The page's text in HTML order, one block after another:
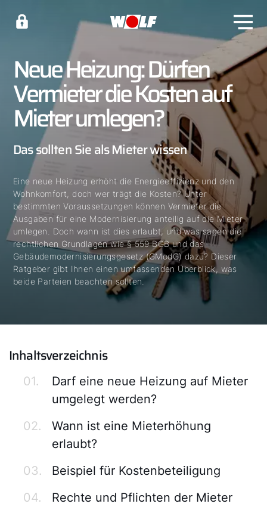
Neue Heizung: Dürfen
Vermieter die Kosten auf
Mieter umlegen?
Das sollten Sie als Mieter wissen
Eine neue Heizung erhöht die Energieeffizienz und den
Wohnkomfort, doch wer trägt die Kosten? Unter
bestimmten Voraussetzungen können Vermieter die
Ausgaben für eine Modernisierung anteilig auf die Mieter
umlegen. Doch wann ist dies erlaubt, und was sagen die
rechtlichen Grundlagen wie § 559 BGB und das
Gebäudemodernisierungsgesetz (GModG) dazu? Dieser
Ratgeber gibt Ihnen einen umfassenden Überblick, was
beide Parteien beachten sollten.
Inhaltsverzeichnis
01.
Darf eine neue Heizung auf Mieter
umgelegt werden?
02.
Wann ist eine Mieterhöhung
erlaubt?
03.
Beispiel für Kostenbeteiligung
04.
Rechte und Pflichten der Mieter